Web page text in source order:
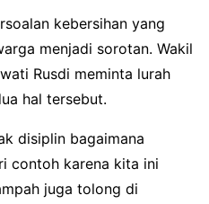
kebersihan yang
menjadi sorotan. Wakil
Rusdi meminta lurah
hal tersebut.
disiplin bagaimana
contoh karena kita ini
juga tolong di